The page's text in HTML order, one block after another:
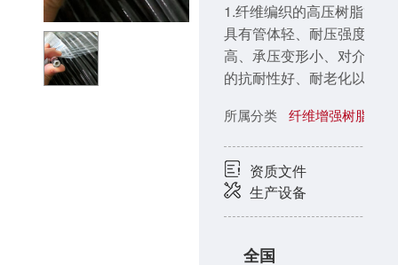
1.纤维编织的高压树脂管
具有管体轻、耐压强度
高、承压变形小、对介质
的抗耐性好、耐老化以及
编织的高压树脂管可根据
用户需要设计生产各种压
力的高压软管；其中3mm
测压管工作压力可达
采用优质的聚氨酯弹性体
所属分类 纤维增强树脂管
资质文件
生产设备
全国